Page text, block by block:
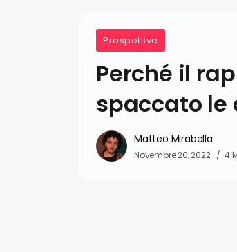
Prospettive
Perché il
spaccato le
Matteo Mirabella
Novembre 20, 2022 4